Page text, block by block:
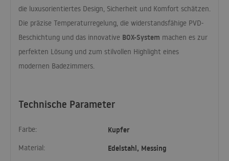
Technische Parameter
Farbe: Kupfer
Material: Edelstahl, Messing
die luxusorientiertes Design, Sicherheit und Komfort schätzen.
Die präzise Temperaturregelung, die widerstandsfähige PVD-
Beschichtung und das innovative BOX-System machen es zur
perfekten Lösung und zum stilvollen Highlight eines
modernen Badezimmers.